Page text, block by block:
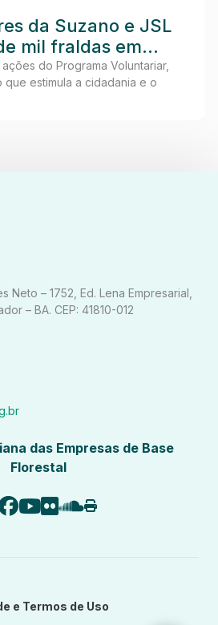
da Suzano e JSL
mil fraldas em
Idosos de
do Programa Voluntariar,
que estimula a cidadania e o
Neto – 1752, Ed. Lena Empresarial,
– BA. CEP: 41810-012
das Empresas de Base
Florestal
e Termos de Uso